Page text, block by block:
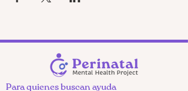
Para quienes buscan ayuda